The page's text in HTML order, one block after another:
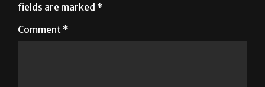
fields are marked *
Comment *